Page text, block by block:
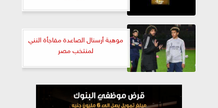
موهبة أرسنال الصاعدة مفاجأة النني
لمنتخب مصر